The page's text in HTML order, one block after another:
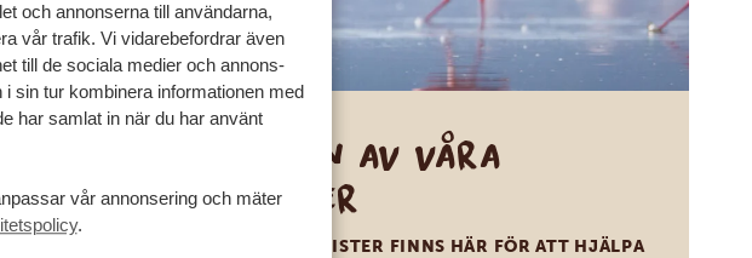
och annonserna till användarna,
vår trafik. Vi vidarebefordrar även
till de sociala medier och annons-
sin tur kombinera informationen med
har samlat in när du har använt
vår annonsering och mäter
.
Ring en av våra
experter
VÅRA SPECIALISTER FINNS HÄR FÖR ATT HJÄLPA